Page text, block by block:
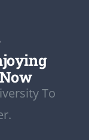
To